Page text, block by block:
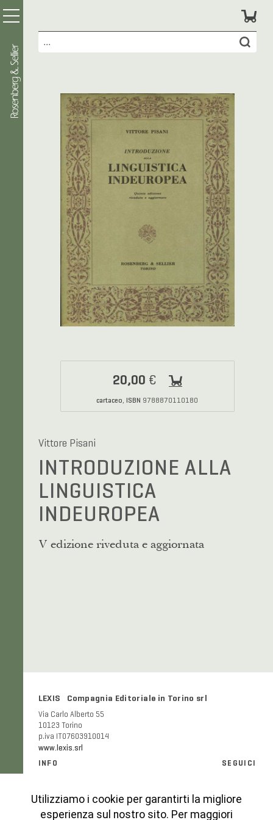
20,00 €
cartaceo,ISBN 9788870110180
Vittore Pisani
INTRODUZIONE ALLA
LINGUISTICA
INDEUROPEA
V edizione riveduta e aggiornata
LEXIS Compagnia Editoriale in Torino srl
Via Carlo Alberto 55
10123 Torino
p.iva IT07603910014
www.lexis.srl
INFO
Modalità e costi di spedizione
Codice etico
SEGUICI
Instagram
Utilizziamo i cookie per garantirti la migliore
esperienza sul nostro sito. Per maggiori